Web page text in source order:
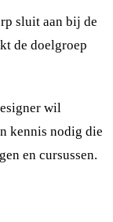
sluit aan bij de
de doelgroep
wil
kennis nodig die
en cursussen.